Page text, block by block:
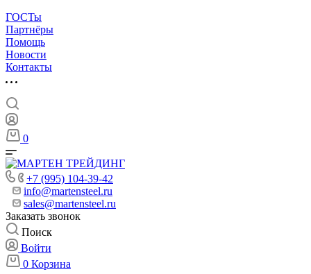
ГОСТы
Партнёры
Помощь
Новости
Контакты
0
+7 (995) 104-39-42
info@martensteel.ru
sales@martensteel.ru
Заказать звонок
Поиск
Войти
0 Корзина